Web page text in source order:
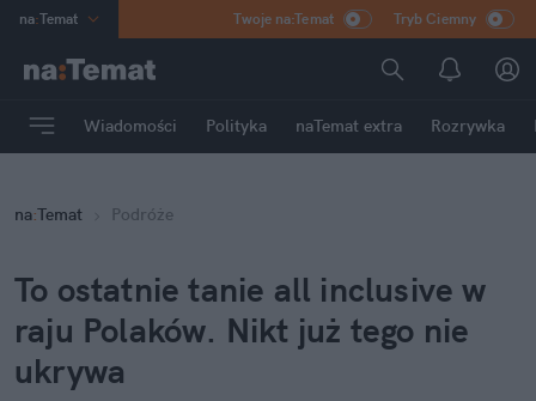
na:Temat
Poland
mama
Rozrywka
Twoje na:Temat Tryb Ciemny
Wiadomości Polityka naTemat extra Rozrywka
na:Temat Podróże
To ostatnie tanie all inclusive w
raju Polaków. Nikt już tego nie
ukrywa